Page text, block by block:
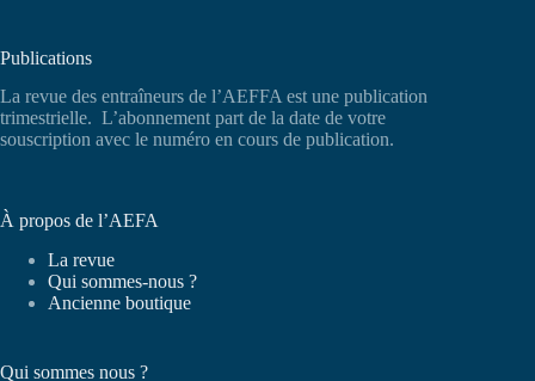
Publications
La revue des entraîneurs de l’AEFFA est une publication
trimestrielle. L’abonnement part de la date de votre
souscription avec le numéro en cours de publication.
À propos de l’AEFA
La revue
Qui sommes-nous ?
Ancienne boutique
Qui sommes nous ?